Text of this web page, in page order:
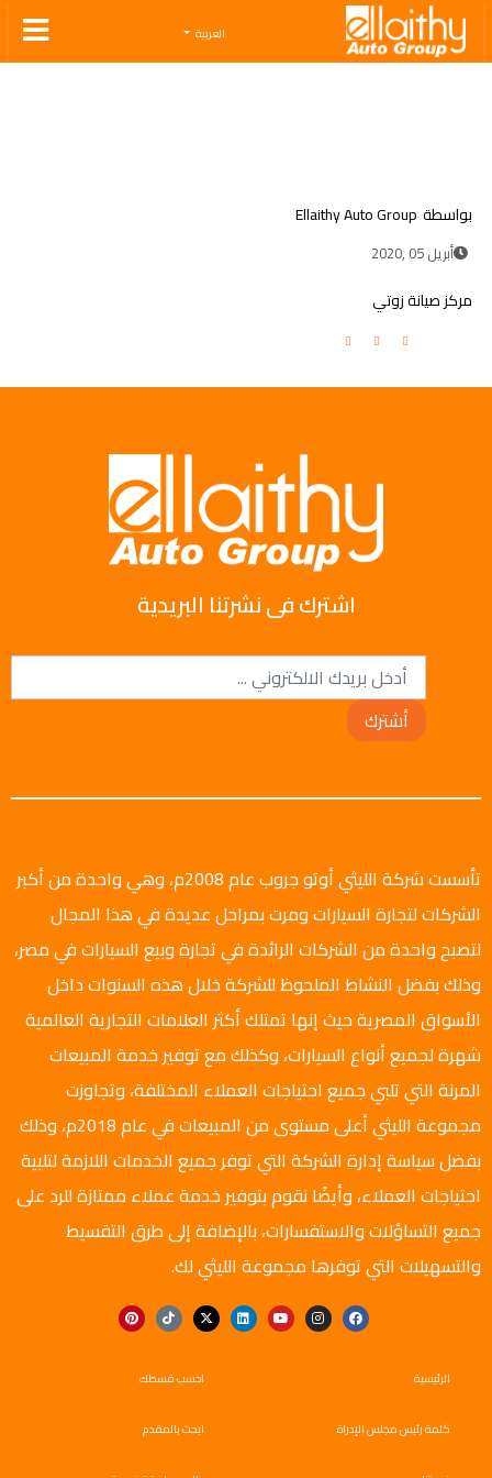
Ellaithy Auto Group
العربية
بواسطة Ellaithy Auto Group
أبريل 05 ,2020
مركز صيانة زوتي
اشترك فى نشرتنا البريدية
أشترك
تأسست شركة الليثي أوتو جروب عام 2008م، وهي واحدة من أكبر
الشركات لتجارة السيارات ومرت بمراحل عديدة في هذا المجال
لتصبح واحدة من الشركات الرائدة في تجارة وبيع السيارات في مصر،
وذلك بفضل النشاط الملحوظ للشركة خلال هذه السنوات داخل
الأسواق المصرية حيث إنها تمتلك أكثر العلامات التجارية العالمية
شهرة لجميع أنواع السيارات، وكذلك مع توفير خدمة المبيعات
المرنة التي تلبي جميع احتياجات العملاء المختلفة، وتجاوزت
مجموعة الليثي أعلى مستوى من المبيعات في عام 2018م، وذلك
بفضل سياسة إدارة الشركة التي توفر جميع الخدمات اللازمة لتلبية
احتياجات العملاء، وأيضًا نقوم بتوفير خدمة عملاء ممتازة للرد على
جميع التساؤلات والاستفسارات، بالإضافة إلى طرق التقسيط
والتسهيلات التي توفرها مجموعة الليثي لك.
الرئيسية
كلمة رئيس مجلس الإدراة
احسب قسطك
ابحث بالمقدم